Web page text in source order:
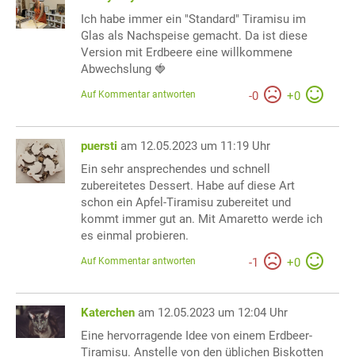
Ich habe immer ein "Standard" Tiramisu im
Glas als Nachspeise gemacht. Da ist diese
Version mit Erdbeere eine willkommene
Abwechslung 🍓
-0 +0
Auf Kommentar antworten
puersti am 12.05.2023 um 11:19 Uhr
Ein sehr ansprechendes und schnell
zubereitetes Dessert. Habe auf diese Art
schon ein Apfel-Tiramisu zubereitet und
kommt immer gut an. Mit Amaretto werde ich
es einmal probieren.
-1 +0
Auf Kommentar antworten
Katerchen am 12.05.2023 um 12:04 Uhr
Eine hervorragende Idee von einem Erdbeer-
Tiramisu. Anstelle von den üblichen Biskotten